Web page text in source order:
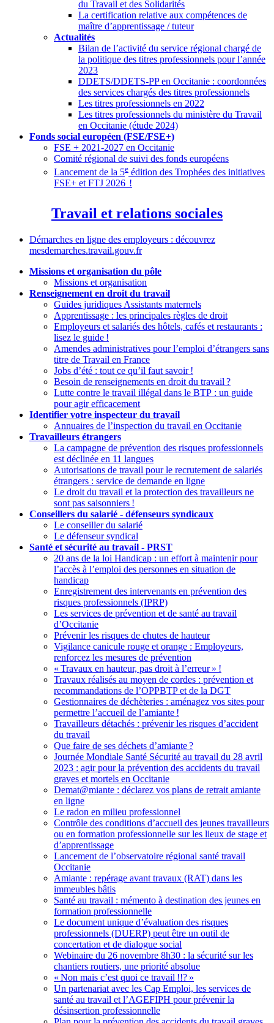
du Travail et des Solidarités
La certification relative aux compétences de
maître d’apprentissage / tuteur
Actualités
Bilan de l’activité du service régional chargé de
la politique des titres professionnels pour l’année
2023
DDETS/DDETS-PP en Occitanie : coordonnées
des services chargés des titres professionnels
Les titres professionnels en 2022
Les titres professionnels du ministère du Travail
en Occitanie (étude 2024)
Fonds social européen (FSE/FSE+)
FSE + 2021-2027 en Occitanie
Comité régional de suivi des fonds européens
Lancement de la 5e édition des Trophées des initiatives
FSE+ et FTJ 2026 !
Travail et relations sociales
Démarches en ligne des employeurs : découvrez
mesdemarches.travail.gouv.fr
Missions et organisation du pôle
Missions et organisation
Renseignement en droit du travail
Guides juridiques Assistants maternels
Apprentissage : les principales règles de droit
Employeurs et salariés des hôtels, cafés et restaurants :
lisez le guide !
Amendes administratives pour l’emploi d’étrangers sans
titre de Travail en France
Jobs d’été : tout ce qu’il faut savoir !
Besoin de renseignements en droit du travail ?
Lutte contre le travail illégal dans le BTP : un guide
pour agir efficacement
Identifier votre inspecteur du travail
Annuaires de l’inspection du travail en Occitanie
Travailleurs étrangers
La campagne de prévention des risques professionnels
est déclinée en 11 langues
Autorisations de travail pour le recrutement de salariés
étrangers : service de demande en ligne
Le droit du travail et la protection des travailleurs ne
sont pas saisonniers !
Conseillers du salarié - défenseurs syndicaux
Le conseiller du salarié
Le défenseur syndical
Santé et sécurité au travail - PRST
20 ans de la loi Handicap : un effort à maintenir pour
l’accès à l’emploi des personnes en situation de
handicap
Enregistrement des intervenants en prévention des
risques professionnels (IPRP)
Les services de prévention et de santé au travail
d’Occitanie
Prévenir les risques de chutes de hauteur
Vigilance canicule rouge et orange : Employeurs,
renforcez les mesures de prévention
« Travaux en hauteur, pas droit à l’erreur » !
Travaux réalisés au moyen de cordes : prévention et
recommandations de l’OPPBTP et de la DGT
Gestionnaires de déchèteries : aménagez vos sites pour
permettre l’accueil de l’amiante !
Travailleurs détachés : prévenir les risques d’accident
du travail
Que faire de ses déchets d’amiante?
Journée Mondiale Santé Sécurité au travail du 28 avril
2023 : agir pour la prévention des accidents du travail
graves et mortels en Occitanie
Demat@miante : déclarez vos plans de retrait amiante
en ligne
Le radon en milieu professionnel
Contrôle des conditions d’accueil des jeunes travailleurs
ou en formation professionnelle sur les lieux de stage et
d’apprentissage
Lancement de l’observatoire régional santé travail
Occitanie
Amiante : repérage avant travaux (RAT) dans les
immeubles bâtis
Santé au travail : mémento à destination des jeunes en
formation professionnelle
Le document unique d’évaluation des risques
professionnels (DUERP) peut être un outil de
concertation et de dialogue social
Webinaire du 26 novembre 8h30 : la sécurité sur les
chantiers routiers, une priorité absolue
« Non mais c’est quoi ce travail !!? »
Un partenariat avec les Cap Emploi, les services de
santé au travail et l’AGEFIPH pour prévenir la
désinsertion professionnelle